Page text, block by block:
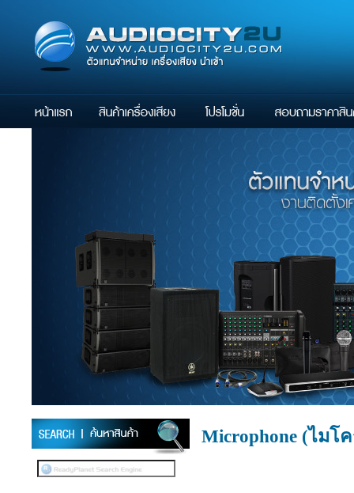
Microphone (ไมโ